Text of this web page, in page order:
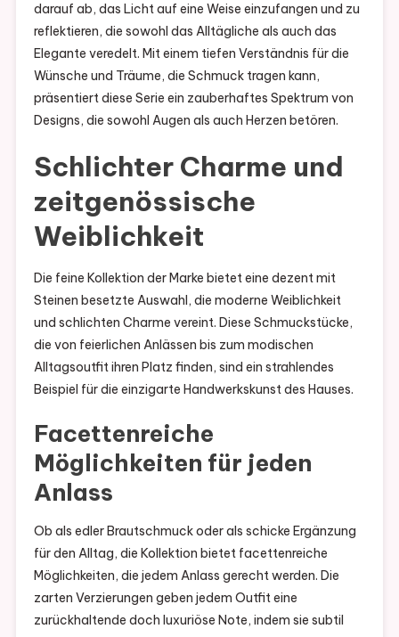
darauf ab, das Licht auf eine Weise einzufangen und zu
reflektieren, die sowohl das Alltägliche als auch das
Elegante veredelt. Mit einem tiefen Verständnis für die
Wünsche und Träume, die Schmuck tragen kann,
präsentiert diese Serie ein zauberhaftes Spektrum von
Designs, die sowohl Augen als auch Herzen betören.
Schlichter Charme und
zeitgenössische
Weiblichkeit
Die feine Kollektion der Marke bietet eine dezent mit
Steinen besetzte Auswahl, die moderne Weiblichkeit
und schlichten Charme vereint. Diese Schmuckstücke,
die von feierlichen Anlässen bis zum modischen
Alltagsoutfit ihren Platz finden, sind ein strahlendes
Beispiel für die einzigarte Handwerkskunst des Hauses.
Facettenreiche
Möglichkeiten für jeden
Anlass
Ob als edler Brautschmuck oder als schicke Ergänzung
für den Alltag, die Kollektion bietet facettenreiche
Möglichkeiten, die jedem Anlass gerecht werden. Die
zarten Verzierungen geben jedem Outfit eine
zurückhaltende doch luxuriöse Note, indem sie subtil